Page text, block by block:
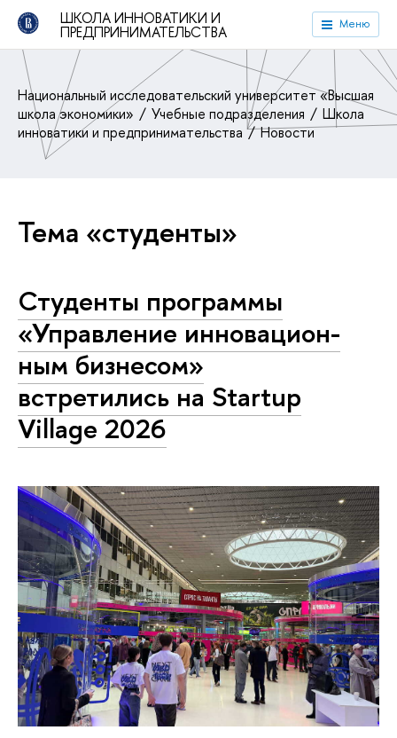
ШКОЛА ИННОВАТИКИ И
ПРЕДПРИНИМАТЕЛЬСТВА Меню
Национальный исследовательский университет «Высшая
школа экономики»
Учебные подразделения
Школа
инноватики и предпринимательства
Новости
Тема «студенты»
Студенты программы
«Управление ин­но­ва­ци­он­
ным бизнесом»
встретились на Startup
Village 2026